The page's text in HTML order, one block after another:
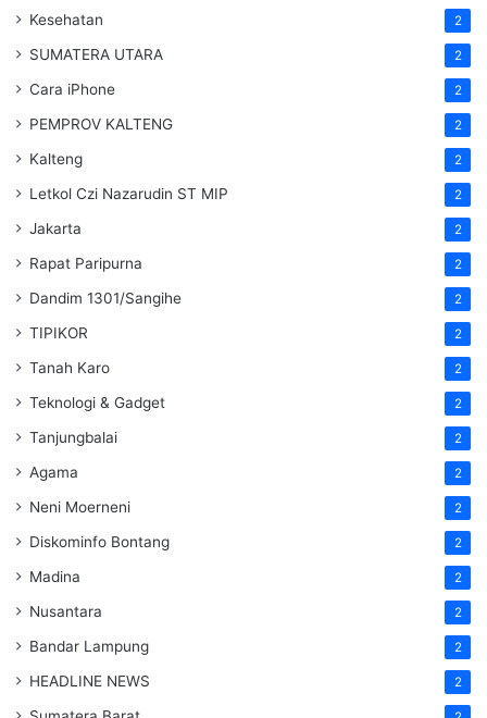
Kesehatan 2
SUMATERA UTARA 2
Cara iPhone 2
PEMPROV KALTENG 2
Kalteng 2
Letkol Czi Nazarudin ST MIP 2
Jakarta 2
Rapat Paripurna 2
Dandim 1301/Sangihe 2
TIPIKOR 2
Tanah Karo 2
Teknologi & Gadget 2
Tanjungbalai 2
Agama 2
Neni Moerneni 2
Diskominfo Bontang 2
Madina 2
Nusantara 2
Bandar Lampung 2
HEADLINE NEWS 2